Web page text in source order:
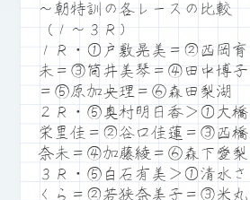
～朝特訓の各レースの比較
（１～３Ｒ）
１Ｒ・①戸敷晃美＝②西岡育
未＝③筒井美琴＝④田中博子
＝⑤原加央理＝⑥森田梨湖
２Ｒ・⑤奥村明日香＞①大橋
栄里佳＝②谷口佳蓮＝③西橋
奈未＝④加藤綾＝⑥森下愛梨
３Ｒ・⑤白石有美＞①清水さ
くら＝②若狭奈美子＝③米丸